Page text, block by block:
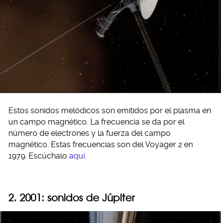
Estos sonidos melódicos son emitidos por el plasma en
un campo magnético. La frecuencia se da por el
número de electrones y la fuerza del campo
magnético. Estas frecuencias son del Voyager 2 en
1979. Escúchalo aquí.
2. 2001: sonidos de Júpiter